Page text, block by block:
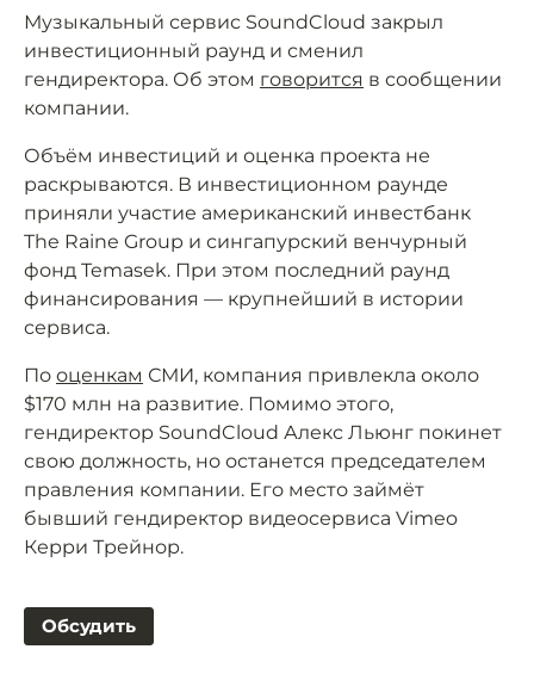
Музыкальный сервис SoundCloud закрыл
инвестиционный раунд и сменил
гендиректора. Об этом говорится в сообщении
компании.
Объём инвестиций и оценка проекта не
раскрываются. В инвестиционном раунде
приняли участие американский инвестбанк
The Raine Group и сингапурский венчурный
фонд Temasek. При этом последний раунд
финансирования — крупнейший в истории
сервиса.
По оценкам СМИ, компания привлекла около
$170 млн на развитие. Помимо этого,
гендиректор SoundCloud Алекс Льюнг покинет
свою должность, но останется председателем
правления компании. Его место займёт
бывший гендиректор видеосервиса Vimeo
Керри Трейнор.
Обсудить